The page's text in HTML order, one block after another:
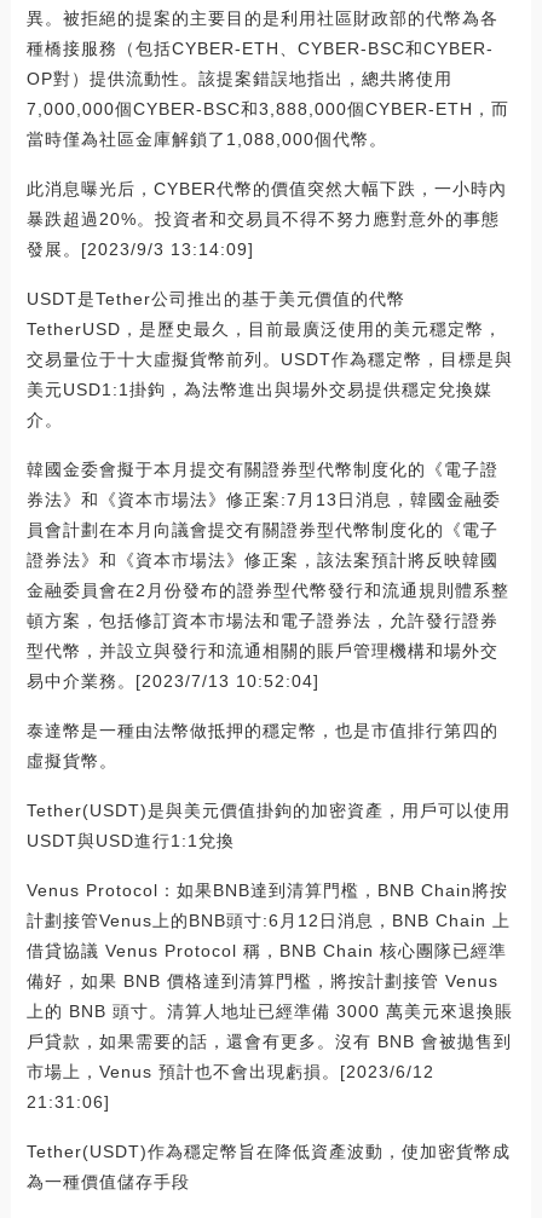
異。被拒絕的提案的主要目的是利用社區財政部的代幣為各
種橋接服務（包括CYBER-ETH、CYBER-BSC和CYBER-
OP對）提供流動性。該提案錯誤地指出，總共將使用
7,000,000個CYBER-BSC和3,888,000個CYBER-ETH，而
當時僅為社區金庫解鎖了1,088,000個代幣。
此消息曝光后，CYBER代幣的價值突然大幅下跌，一小時內
暴跌超過20%。投資者和交易員不得不努力應對意外的事態
發展。[2023/9/3 13:14:09]
USDT是Tether公司推出的基于美元價值的代幣
TetherUSD，是歷史最久，目前最廣泛使用的美元穩定幣，
交易量位于十大虛擬貨幣前列。USDT作為穩定幣，目標是與
美元USD1:1掛鉤，為法幣進出與場外交易提供穩定兌換媒
介。
韓國金委會擬于本月提交有關證券型代幣制度化的《電子證
券法》和《資本市場法》修正案:7月13日消息，韓國金融委
員會計劃在本月向議會提交有關證券型代幣制度化的《電子
證券法》和《資本市場法》修正案，該法案預計將反映韓國
金融委員會在2月份發布的證券型代幣發行和流通規則體系整
頓方案，包括修訂資本市場法和電子證券法，允許發行證券
型代幣，并設立與發行和流通相關的賬戶管理機構和場外交
易中介業務。[2023/7/13 10:52:04]
泰達幣是一種由法幣做抵押的穩定幣，也是市值排行第四的
虛擬貨幣。
Tether(USDT)是與美元價值掛鉤的加密資產，用戶可以使用
USDT與USD進行1:1兌換
Venus Protocol：如果BNB達到清算門檻，BNB Chain將按
計劃接管Venus上的BNB頭寸:6月12日消息，BNB Chain 上
借貸協議 Venus Protocol 稱，BNB Chain 核心團隊已經準
備好，如果 BNB 價格達到清算門檻，將按計劃接管 Venus
上的 BNB 頭寸。清算人地址已經準備 3000 萬美元來退換賬
戶貸款，如果需要的話，還會有更多。沒有 BNB 會被拋售到
市場上，Venus 預計也不會出現虧損。[2023/6/12
21:31:06]
Tether(USDT)作為穩定幣旨在降低資產波動，使加密貨幣成
為一種價值儲存手段